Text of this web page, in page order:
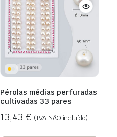
Pérolas médias perfuradas
cultivadas 33 pares
13,43 € (IVA NÃO incluído)